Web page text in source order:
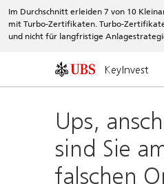
Im Durchschnitt erleiden 7 von 10
mit Turbo-Zertifikaten. Turbo-
und nicht für langfristige
KeyInvest
Ups,
sind Sie
falschen